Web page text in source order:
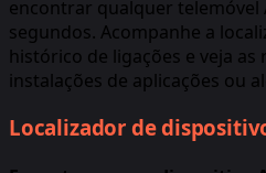
encontrar qualquer
segundos. Acompanhe a
histórico de ligações e veja
instalações de aplicações ou
Localizador de